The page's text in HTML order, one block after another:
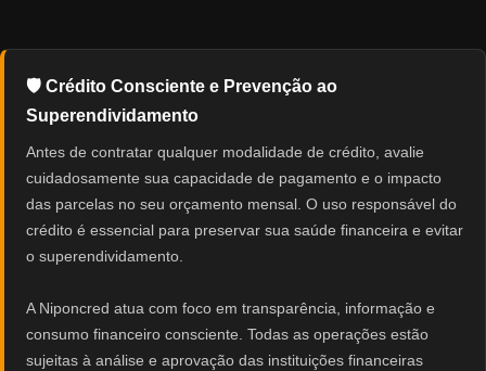
🛡️ Crédito Consciente e Prevenção ao
Superendividamento
Antes de contratar qualquer modalidade de crédito, avalie
cuidadosamente sua capacidade de pagamento e o impacto
das parcelas no seu orçamento mensal. O uso responsável do
crédito é essencial para preservar sua saúde financeira e evitar
o superendividamento.
A Niponcred atua com foco em transparência, informação e
consumo financeiro consciente. Todas as operações estão
sujeitas à análise e aprovação das instituições financeiras